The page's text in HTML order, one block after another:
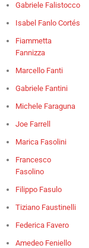
Gabriele Falistocco
Isabel Fanlo Cortés
Fiammetta
Fannizza
Marcello Fanti
Gabriele Fantini
Michele Faraguna
Joe Farrell
Marica Fasolini
Francesco
Fasolino
Filippo Fasulo
Tiziano Faustinelli
Federica Favero
Amedeo Feniello